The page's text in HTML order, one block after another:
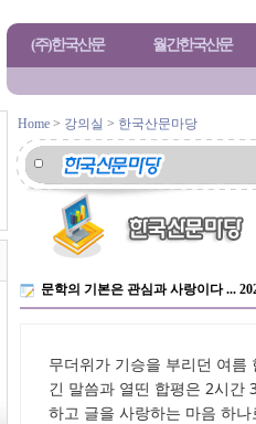
(주)한국산문 월간한국산문
Home > 강의실 > 한국산문마당
문학의 기본은 관심과 사랑이다 ...
무더위가 기승을 부리던 여
긴 말씀과 열띤 합평은 2시간
하고 글을 사랑하는 마음 하